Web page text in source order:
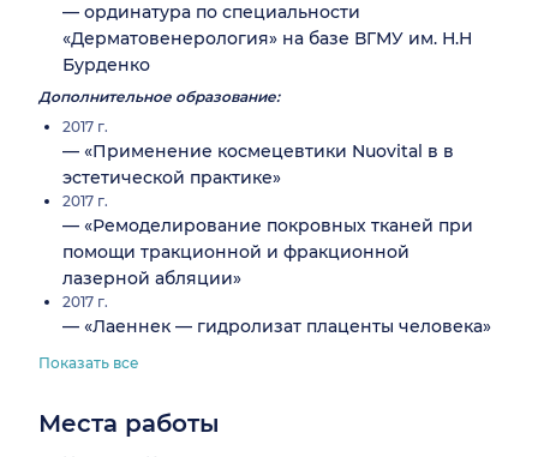
— ординатура по специальности
«Дерматовенерология» на базе ВГМУ им. Н.Н
Бурденко
Дополнительное образование:
2017 г.
— «Применение космецевтики Nuovital в в
эстетической практике»
2017 г.
— «Ремоделирование покровных тканей при
помощи тракционной и фракционной
лазерной абляции»
2017 г.
— «Лаеннек — гидролизат плаценты человека»
Показать все
Места работы